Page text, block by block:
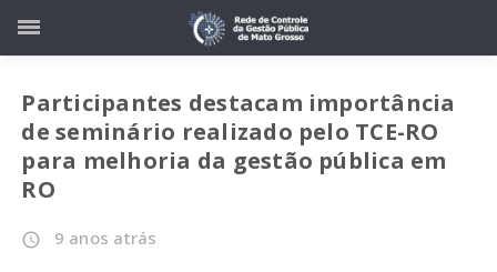
Participantes destacam importância
de seminário realizado pelo TCE-RO
para melhoria da gestão pública em
RO
access_time 9 anos atrás